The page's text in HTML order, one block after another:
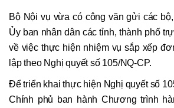
Bộ Nội vụ vừa có công văn gửi các
Ủy ban nhân dân các tỉnh, thành phố
về việc thực hiện nhiệm vụ sắp xếp
lập theo Nghị quyết số 105/NQ-CP.
Để triển khai thực hiện Nghị quyết số
Chính phủ ban hành Chương trình